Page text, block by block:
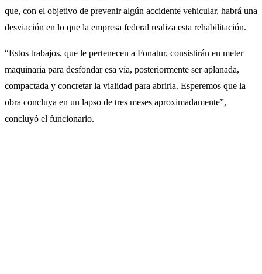
que, con el objetivo de prevenir algún accidente vehicular, habrá una
desviación en lo que la empresa federal realiza esta rehabilitación.
“Estos trabajos, que le pertenecen a Fonatur, consistirán en meter
maquinaria para desfondar esa vía, posteriormente ser aplanada,
compactada y concretar la vialidad para abrirla. Esperemos que la
obra concluya en un lapso de tres meses aproximadamente”,
concluyó el funcionario.